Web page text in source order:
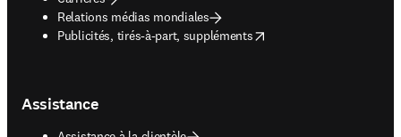
Relations médias mondiales
Publicités, tirés-à-part, suppléments
opens in new tab/window
Assistance